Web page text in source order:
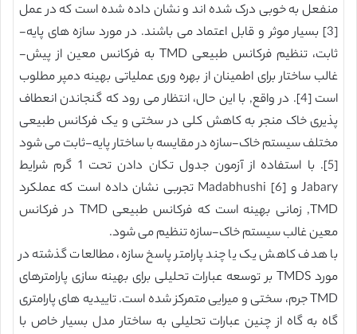
منفعل به خوبی درک شده اند و نشان داده شده است که در عمل
[3] بسیار موثر و قابل اعتماد می باشند. در مورد سازه های پایه-
ثابت، تنظیم فرکانس طبیعی TMD به فرکانس معین از پیش-
غالب ساختار برای اطمینان از بهره وری عملیاتی بهینه دمپر مطلوب
است [4]. در واقع, با این حال، انتظار می رود که گنجاندن انعطاف
پذیری خاک منجر به کاهش کلی در سختی و یک فرکانس طبیعی
مختلف سیستم خاک-سازه در مقایسه با ساختار پایه-ثابت می شود
[5]. با استفاده از آزمون جدول تکان دادن تحت 1 گرم شرایط
Jabary و Madabhushi [6] تجربی نشان داده است که عملکرد
TMD, زمانی بهینه است که فرکانس طبیعی TMD در فرکانس
معین غالب سیستم خاک-سازه تنظیم می شود.
با هدف کاهش یک یا چند پارامتر پاسخ سازه، مطالعات گذشته در
مورد TMDS بر توسعه عبارات تحلیلی برای بهینه سازی پارامترهای
TMD جرم، سختی و میرایی متمرکز شده است. تاییدیه های پارامتری
گاه به گاه از چنین عبارات تحلیلی به ساختار مدل بسیار خاص با